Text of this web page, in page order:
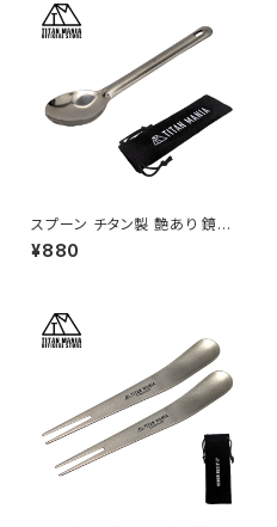
品 収納袋付き
スプーン チタン製 艶あり 鏡面
加工 軽量 頑丈 カトラリー ショ
ート 持ち運び 直火 調理器具 キ
¥880